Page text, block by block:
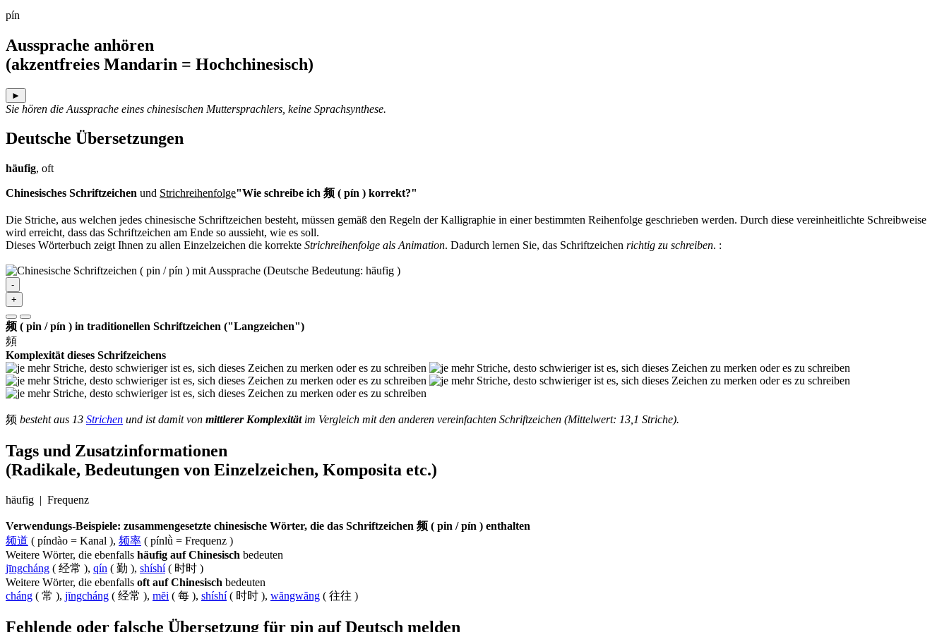
pín
Aussprache anhören
(akzentfreies Mandarin = Hochchinesisch)
►
Sie hören die Aussprache eines chinesischen Muttersprachlers, keine Sprachsynthese.
Deutsche Übersetzungen
häufig, oft
Chinesisches Schriftzeichen und Strichreihenfolge"Wie schreibe ich 频 ( pín ) korrekt?"
Die Striche, aus welchen jedes chinesische Schriftzeichen besteht, müssen gemäß den Regeln der Kalligraphie in einer bestimmten Reihenfolge geschrieben werden. Durch diese vereinheitlichte Schreibweise
wird erreicht, dass das Schriftzeichen am Ende so aussieht, wie es soll.
Dieses Wörterbuch zeigt Ihnen zu allen Einzelzeichen die korrekte Strichreihenfolge als Animation. Dadurch lernen Sie, das Schriftzeichen richtig zu schreiben. :
-
+
频 ( pin / pín ) in traditionellen Schriftzeichen ("Langzeichen")
頻
Komplexität dieses Schrifzeichens
频 besteht aus 13 Strichen und ist damit von mittlerer Komplexitätim Vergleich mit den anderen vereinfachten Schriftzeichen (Mittelwert: 13,1 Striche).
Tags und Zusatzinformationen
(Radikale, Bedeutungen von Einzelzeichen, Komposita etc.)
häufig | Frequenz
Verwendungs-Beispiele: zusammengesetzte chinesische Wörter, die das Schriftzeichen 频 ( pin / pín ) enthalten
频道 ( píndào = Kanal ), 频率 ( pínlǜ = Frequenz )
Weitere Wörter, die ebenfalls häufig auf Chinesisch bedeuten
jīngcháng ( 经常 ), qín ( 勤 ), shíshí( 时时 )
Weitere Wörter, die ebenfalls oft auf Chinesisch bedeuten
cháng ( 常 ), jīngcháng ( 经常 ), mĕi ( 每 ), shíshí( 时时 ), wăngwăng ( 往往 )
Fehlende oder falsche Übersetzung für pin auf Deutsch melden